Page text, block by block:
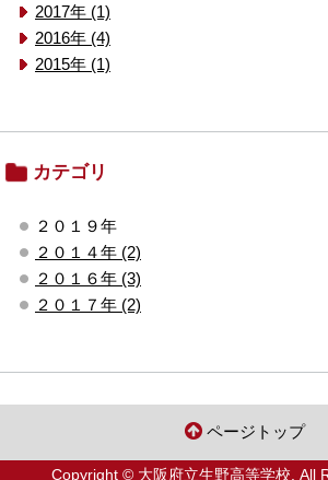
2017年 (1)
2016年 (4)
2015年 (1)
カテゴリ
２０１９年
２０１４年 (2)
２０１６年 (3)
２０１７年 (2)
ページトップ
Copyright © 大阪府立生野高等学校. All